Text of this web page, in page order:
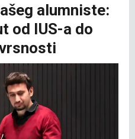
alumniste:
od IUS-a do